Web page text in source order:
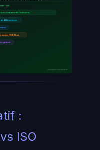
CLÉS
sous-traitante de l'industrie…
de 430 membres
estimé PME 50 sal.
typique
ayinedjimi-consultants.fr
:
ISO